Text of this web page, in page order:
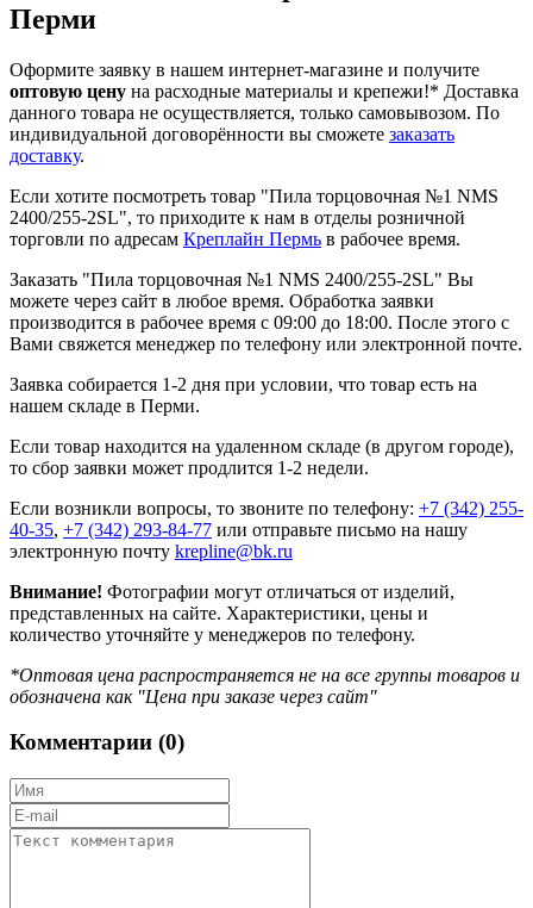
Перми
Оформите заявку в нашем интернет-магазине и получите
оптовую цену на расходные материалы и крепежи!* Доставка
данного товара не осуществляется, только самовывозом. По
индивидуальной договорённости вы сможете заказать
доставку.
Если хотите посмотреть товар "Пила торцовочная №1 NMS
2400/255-2SL", то приходите к нам в отделы розничной
торговли по адресам Креплайн Пермь в рабочее время.
Заказать "Пила торцовочная №1 NMS 2400/255-2SL" Вы
можете через сайт в любое время. Обработка заявки
производится в рабочее время с 09:00 до 18:00. После этого с
Вами свяжется менеджер по телефону или электронной почте.
Заявка собирается 1-2 дня при условии, что товар есть на
нашем складе в Перми.
Если товар находится на удаленном складе (в другом городе),
то сбор заявки может продлится 1-2 недели.
Если возникли вопросы, то звоните по телефону: +7 (342) 255-
40-35, +7 (342) 293-84-77 или отправьте письмо на нашу
электронную почту krepline@bk.ru
Внимание! Фотографии могут отличаться от изделий,
представленных на сайте. Характеристики, цены и
количество уточняйте у менеджеров по телефону.
*Оптовая цена распространяется не на все группы товаров и
обозначена как "Цена при заказе через сайт"
Комментарии (0)